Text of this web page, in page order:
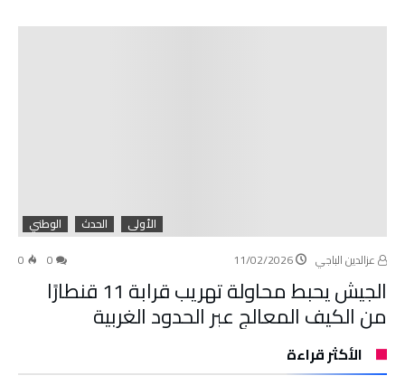
الأولى الحدث
الوطني
عزالدين الباجي
11/02/2026
0
الجيش يحبط محاولة تهريب قرابة 11 قنطارًا
من الكيف المعالج عبر الحدود الغربية
الأكثر قراءة